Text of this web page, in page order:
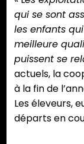
qui se sont
les enfants
meilleure
puissent se
actuels, la
à la fin de
Les éleveurs,
départs en